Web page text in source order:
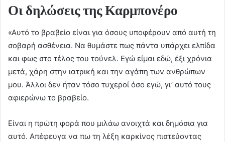
Οι δηλώσεις της Καρμπονέρο
«Αυτό το βραβείο είναι για όσους υποφέρουν από αυτή τη
σοβαρή ασθένεια. Να θυμάστε πως πάντα υπάρχει ελπίδα
και φως στο τέλος του τούνελ. Εγώ είμαι εδώ, έξι χρόνια
μετά, χάρη στην ιατρική και την αγάπη των ανθρώπων
μου. Άλλοι δεν ήταν τόσο τυχεροί όσο εγώ, γι’ αυτό τους
αφιερώνω το βραβείο.
Είναι η πρώτη φορά που μιλάω ανοιχτά και δημόσια για
αυτό. Απέφευγα να πω τη λέξη καρκίνος πιστεύοντας